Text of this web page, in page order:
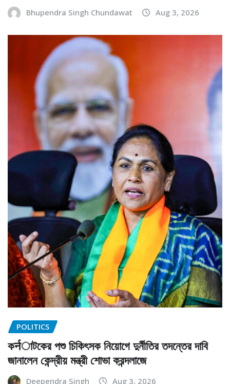
Bhupendra Singh Chundawat Aug 3, 2026
POLITICS
কर्नাটকের পশু চিকিৎসক নিয়োগে দুর্নীতির তদন্তের দাবি
জানালেন কেন্দ্রীয় মন্ত্রী শোভা করন্দলাজে
Deependra Singh Aug 3, 2026